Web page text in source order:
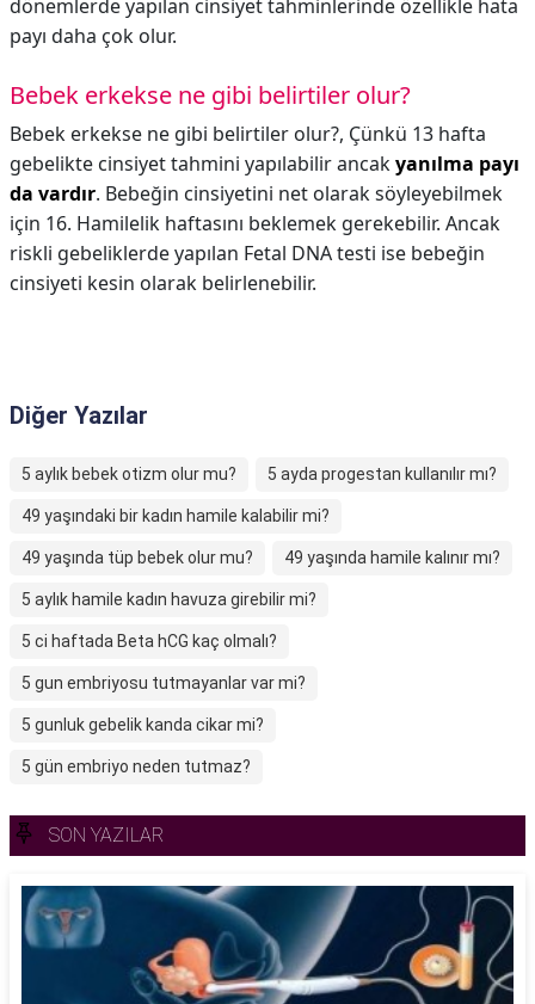
dönemlerde yapılan cinsiyet tahminlerinde özellikle hata
payı daha çok olur.
Bebek erkekse ne gibi belirtiler olur?
Bebek erkekse ne gibi belirtiler olur?, Çünkü 13 hafta
gebelikte cinsiyet tahmini yapılabilir ancakyanılma payı
da vardır. Bebeğin cinsiyetini net olarak söyleyebilmek
için 16. Hamilelik haftasını beklemek gerekebilir. Ancak
riskli gebeliklerde yapılan Fetal DNA testi ise bebeğin
cinsiyeti kesin olarak belirlenebilir.
Diğer Yazılar
5 aylık bebek otizm olur mu? 5 ayda progestan kullanılır mı?
49 yaşındaki bir kadın hamile kalabilir mi?
49 yaşında tüp bebek olur mu? 49 yaşında hamile kalınır mı?
5 aylık hamile kadın havuza girebilir mi?
5 ci haftada Beta hCG kaç olmalı?
5 gun embriyosu tutmayanlar var mi?
5 gunluk gebelik kanda cikar mi?
5 gün embriyo neden tutmaz?
SON YAZILAR